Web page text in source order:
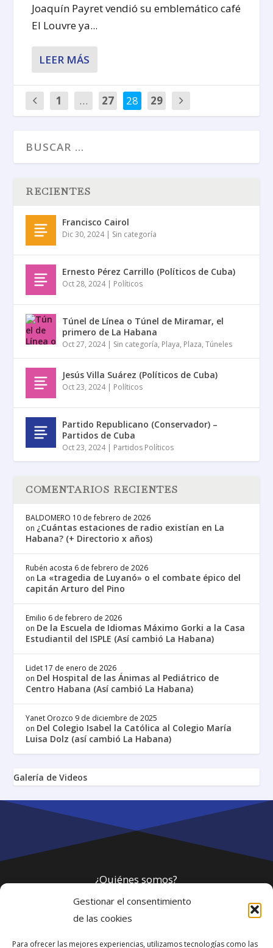
Gestionar el consentimiento
de las cookies
Para ofrecer las mejores experiencias, utilizamos tecnologías como las
Joaquín Payret vendió su emblemático café
El Louvre ya...
LEER MÁS
1 … 27 28 29
RECIENTES
Francisco Cairol
Dic 30, 2024| Sin categoría
Ernesto Pérez Carrillo (Políticos de Cuba)
Oct 28, 2024| Políticos
Túnel de Línea o Túnel de Miramar, el
primero de La Habana
Oct 27, 2024| Sin categoría, Playa, Plaza,Túneles
Jesús Villa Suárez (Políticos de Cuba)
Oct 23, 2024| Políticos
Partido Republicano (Conservador) –
Partidos de Cuba
Oct 23, 2024| Partidos Políticos
COMENTARIOS RECIENTES
BALDOMERO 10 de febrero de 2026
on ¿Cuántas estaciones de radio existían en La
Habana? (+ Directorio x años)
Rubén acosta 6 de febrero de 2026
on La «tragedia de Luyanó» o el combate épico del
capitán Arturo del Pino
Emilio 6 de febrero de 2026
on De la Escuela de Idiomas Máximo Gorki a la Casa
Estudiantil del ISPLE (Así cambió La Habana)
Lidet 17 de enero de 2026
on Del Hospital de las Ánimas al Pediátrico de
Centro Habana (Así cambió La Habana)
Yanet Orozco 9 de diciembre de 2025
on Del Colegio Isabel la Católica al Colegio María
Luisa Dolz (así cambió La Habana)
Galería de Videos
¿Quiénes somos?
Política de privacidad